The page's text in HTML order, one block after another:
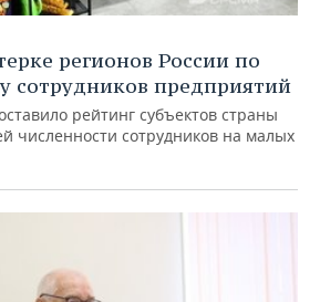
регионов России по
сотрудников предприятий
рейтинг субъектов страны
численности сотрудников на малых